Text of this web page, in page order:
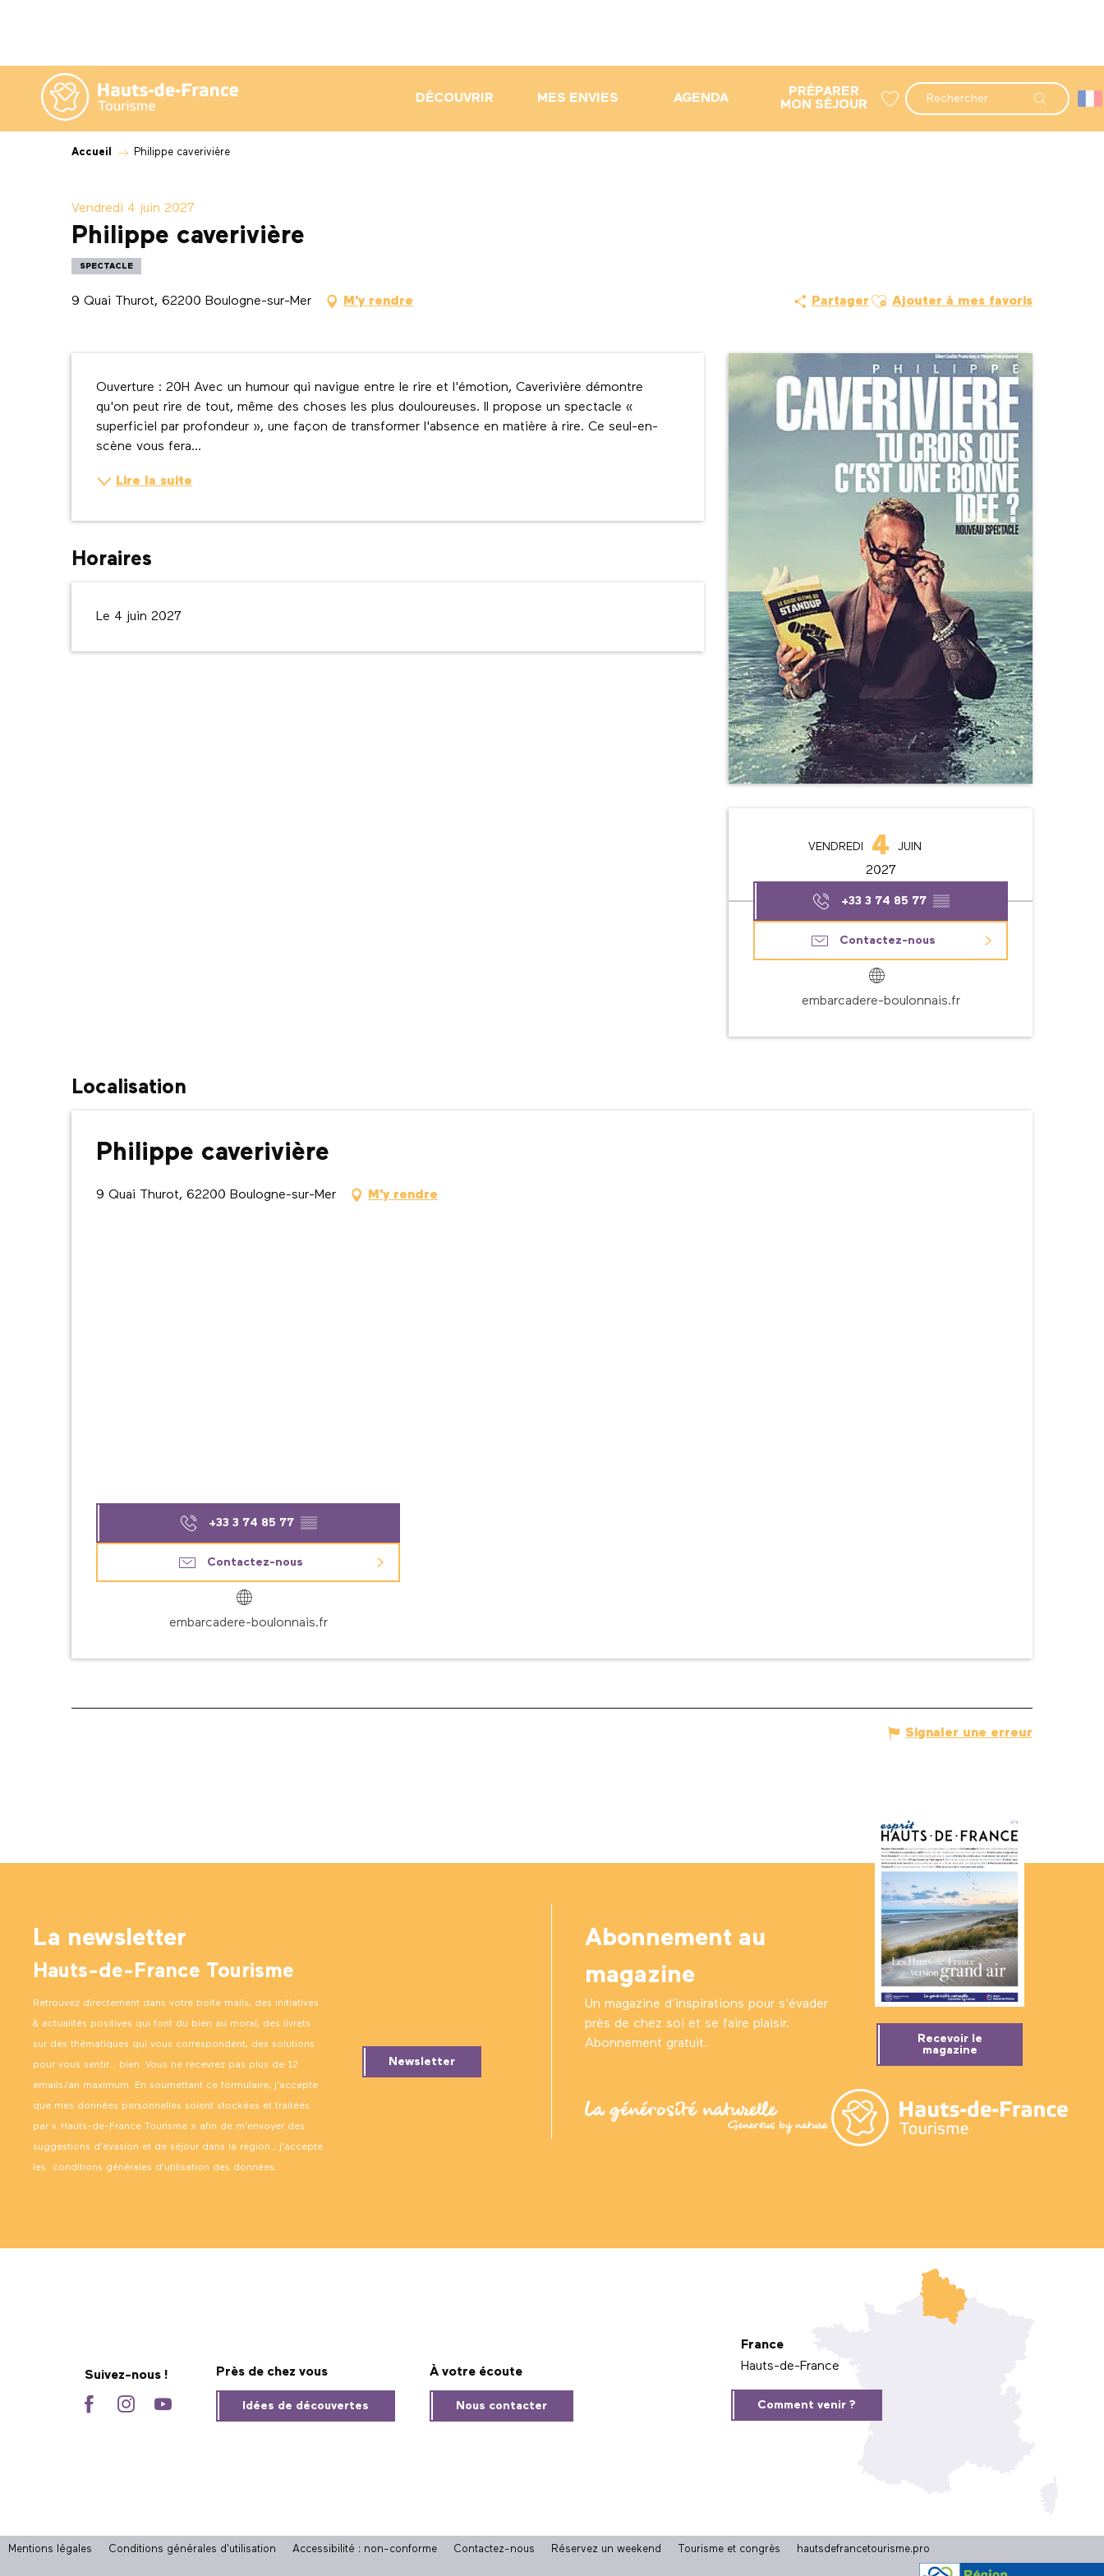
contenu
principal
Recherche
DÉCOUVRIR MES ENVIES AGENDA
PRÉPARER
MON SÉJOUR
Accueil Philippe caverivière
Vendredi 4 juin 2027
Philippe caverivière
SPECTACLE
9 Quai Thurot, 62200 Boulogne-sur-Mer M'y rendre Partager Ajouter aux favoris
Ajouter à mes favoris
Ouverture et
VENDREDI 4 JUIN
2027
+33 3 74 85 77 ▒▒
Contactez-nous
embarcadere-boulonnais.fr
Description
Ouverture : 20H Avec un humour qui navigue entre le rire et l'émotion, Caverivière démontre
qu'on peut rire de tout, même des choses les plus douloureuses. Il propose un spectacle «
superficiel par profondeur », une façon de transformer l'absence en matière à rire. Ce seul-en-
scène vous fera...
Lire la suite
Horaires
Le 4 juin 2027
Localisation
Philippe caverivière
9 Quai Thurot, 62200 Boulogne-sur-Mer M'y rendre
+33 3 74 85 77 ▒▒
Contactez-nous
embarcadere-boulonnais.fr
Signaler une erreur
La newsletter
Hauts-de-France Tourisme
Retrouvez directement dans votre boîte mails, des initiatives
& actualités positives qui font du bien au moral, des livrets
sur des thématiques qui vous correspondent, des solutions
pour vous sentir… bien. Vous ne recevrez pas plus de 12
emails/an maximum. En soumettant ce formulaire, j’accepte
que mes données personnelles soient stockées et traitées
par « Hauts-de-France Tourisme » afin de m’envoyer des
suggestions d’évasion et de séjour dans la région ; j’accepte
les conditions générales d’utilisation des données.
Newsletter
Abonnement au
magazine
Un magazine d’inspirations pour s'évader
près de chez soi et se faire plaisir.
Abonnement gratuit.
Recevoir le
magazine
Suivez-nous ! Près de chez vous
Idées de découvertes
À votre écoute
Nous contacter
France
Hauts-de-France
Comment venir ?
Mentions légales Conditions générales d'utilisation Accessibilité : non-conforme Contactez-nous Réservez un weekend Tourisme et congrès hautsdefrancetourisme.pro